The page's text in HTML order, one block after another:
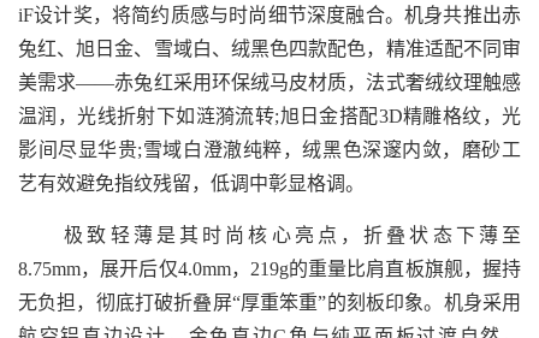
iF设计奖，将简约质感与时尚细节深度融合。机身共推出赤
兔红、旭日金、雪域白、绒黑色四款配色，精准适配不同审
美需求——赤兔红采用环保绒马皮材质，法式奢绒纹理触感
温润，光线折射下如涟漪流转;旭日金搭配3D精雕格纹，光
影间尽显华贵;雪域白澄澈纯粹，绒黑色深邃内敛，磨砂工
艺有效避免指纹残留，低调中彰显格调。
极致轻薄是其时尚核心亮点，折叠状态下薄至
8.75mm，展开后仅4.0mm，219g的重量比肩直板旗舰，握持
无负担，彻底打破折叠屏“厚重笨重”的刻板印象。机身采用